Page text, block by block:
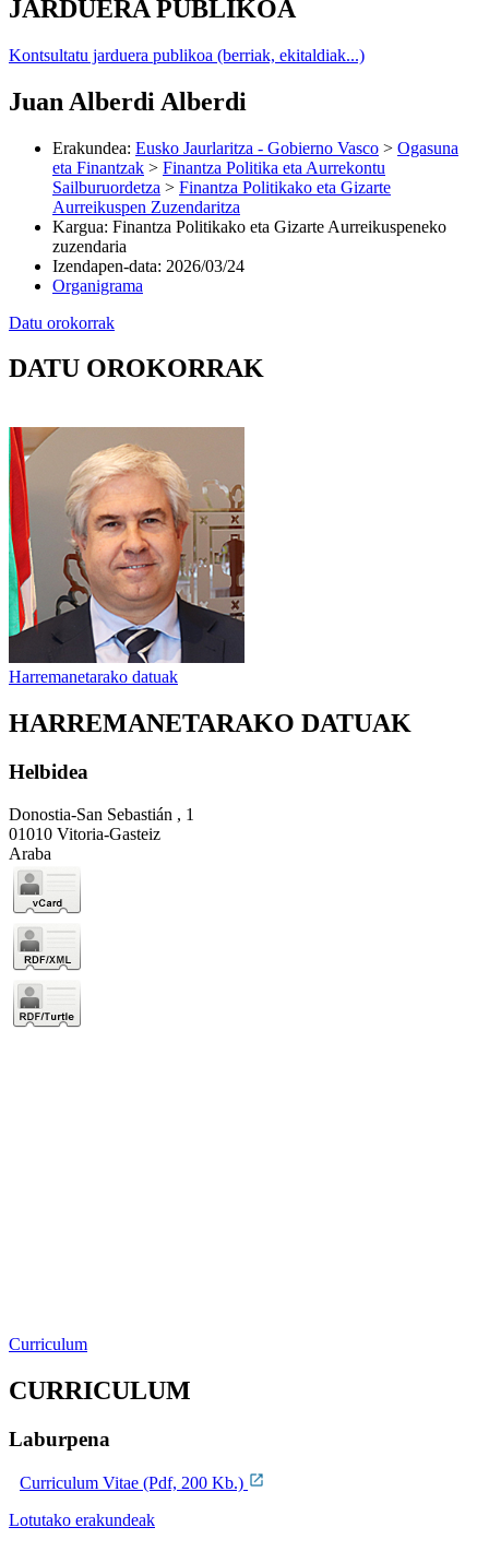
JARDUERA PUBLIKOA
Kontsultatu jarduera publikoa (berriak, ekitaldiak...)
Juan Alberdi Alberdi
Erakundea: Eusko Jaurlaritza - Gobierno Vasco > Ogasuna
eta Finantzak > Finantza Politika eta Aurrekontu
Sailburuordetza > Finantza Politikako eta Gizarte
Aurreikuspen Zuzendaritza
Kargua: Finantza Politikako eta Gizarte Aurreikuspeneko
zuzendaria
Izendapen-data: 2026/03/24
Organigrama
Datu orokorrak
DATU OROKORRAK
Harremanetarako datuak
HARREMANETARAKO DATUAK
Helbidea
Donostia-San Sebastián , 1
01010 Vitoria-Gasteiz
Araba
Curriculum
CURRICULUM
Laburpena
Curriculum Vitae (Pdf, 200 Kb.)
Lotutako erakundeak